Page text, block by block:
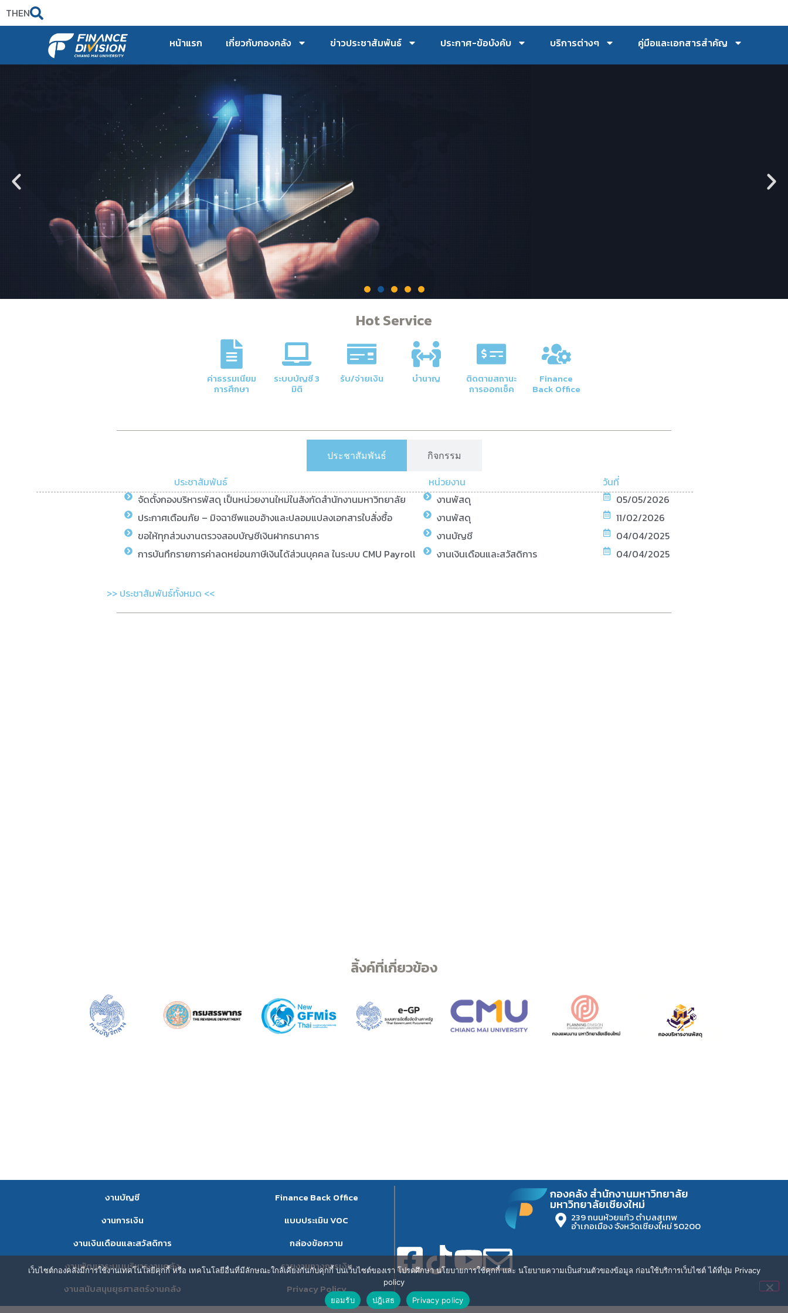
THEN
หน้าแรก เกี่ยวกับกองคลัง ข่าวประชาสัมพันธ์ ประกาศ-ข้อบังคับ บริการต่างๆ คู่มือและเอกสารสำคัญ
ภารกิจหลักของกองคลัง
การจัดการด้านการเงินและบัญชีของมหาวิทยาลัยให้มี
ความโปร่งใสและมีประสิทธิภาพ
Hot Service
ค่าธรรมเนียม
การศึกษา
ระบบบัญชี 3
มิติ
รับ/จ่ายเงิน บำนาญ ติดตามสถานะ
การออกเช็ค
Finance
Back Office
ประชาสัมพันธ์ กิจกรรม
ประชาสัมพันธ์ หน่วยงาน
วันที่
จัดตั้งกองบริหารพัสดุ เป็นหน่วยงานใหม่ในสังกัดสำนักงานมหาวิทยาลัย
งานพัสดุ
05/05/2026
ประกาศเตือนภัย – มิจฉาชีพแอบอ้างและปลอมแปลงเอกสารใบสั่งซื้อ
งานพัสดุ
11/02/2026
ขอให้ทุกส่วนงานตรวจสอบบัญชีเงินฝากธนาคาร
งานบัญชี
04/04/2025
การบันทึกรายการค่าลดหย่อนภาษีเงินได้ส่วนบุคคล ในระบบ CMU Payroll
งานเงินเดือนและสวัสดิการ 04/04/2025
>> ประชาสัมพันธ์ทั้งหมด <<
ลิ้งค์ที่เกี่ยวข้อง
งานบัญชี
งานการเงิน
งานเงินเดือนและสวัสดิการ
งานพัฒนาระบบบริหารงานคลัง
งานสนับสนุนยุธศาสตร์งานคลัง
Finance Back Office
แบบประเมิน VOC
กล่องข้อความ
รายงานทางการเงิน
Privacy Policy
กองคลัง สำนักงานมหาวิทยาลัย
มหาวิทยาลัยเชียงใหม่
239 ถนนห้วยแก้ว ตำบลสุเทพ
อำเภอเมือง จังหวัดเชียงใหม่ 50200
เว็บไซต์กองคลังมีการใช้งานเทคโนโลยีคุกกี้ หรือ เทคโนโลยีอื่นที่มีลักษณะใกล้เคียงกันกับคุกกี้ บนเว็บไซต์ของเรา โปรดศึกษา นโยบายการใช้คุกกี้ และ นโยบายความเป็นส่วนตัวของข้อมูล ก่อนใช้บริการเว็บไซต์ ได้ที่ปุ่ม Privacy
policy
ยอมรับ
ปฎิเสธ Privacy policy